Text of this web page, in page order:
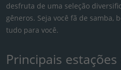
desfruta de uma seleção
gêneros. Seja você fã de samba,
tudo para você.
Principais